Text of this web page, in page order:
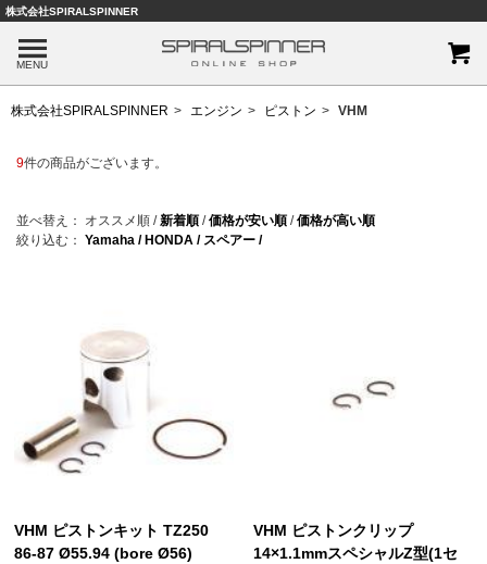
株式会社SPIRALSPINNER
MENU
株式会社SPIRALSPINNER エンジン ピストン VHM
9件の商品がございます。
並べ替え： オススメ順 /新着順 /価格が安い順 /価格が高い順
絞り込む： Yamaha / HONDA / スペアー /
VHM ピストンキット TZ250
86-87 Ø55.94 (bore Ø56)
VHM ピストンクリップ
14×1.1mmスペシャルZ型(1セ